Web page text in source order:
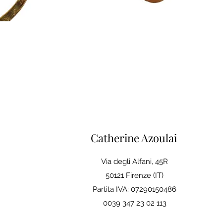
Catherine Azoulai
Via degli Alfani, 45R
50121 Firenze (IT)
Partita IVA: 07290150486
0039 347 23 02 113